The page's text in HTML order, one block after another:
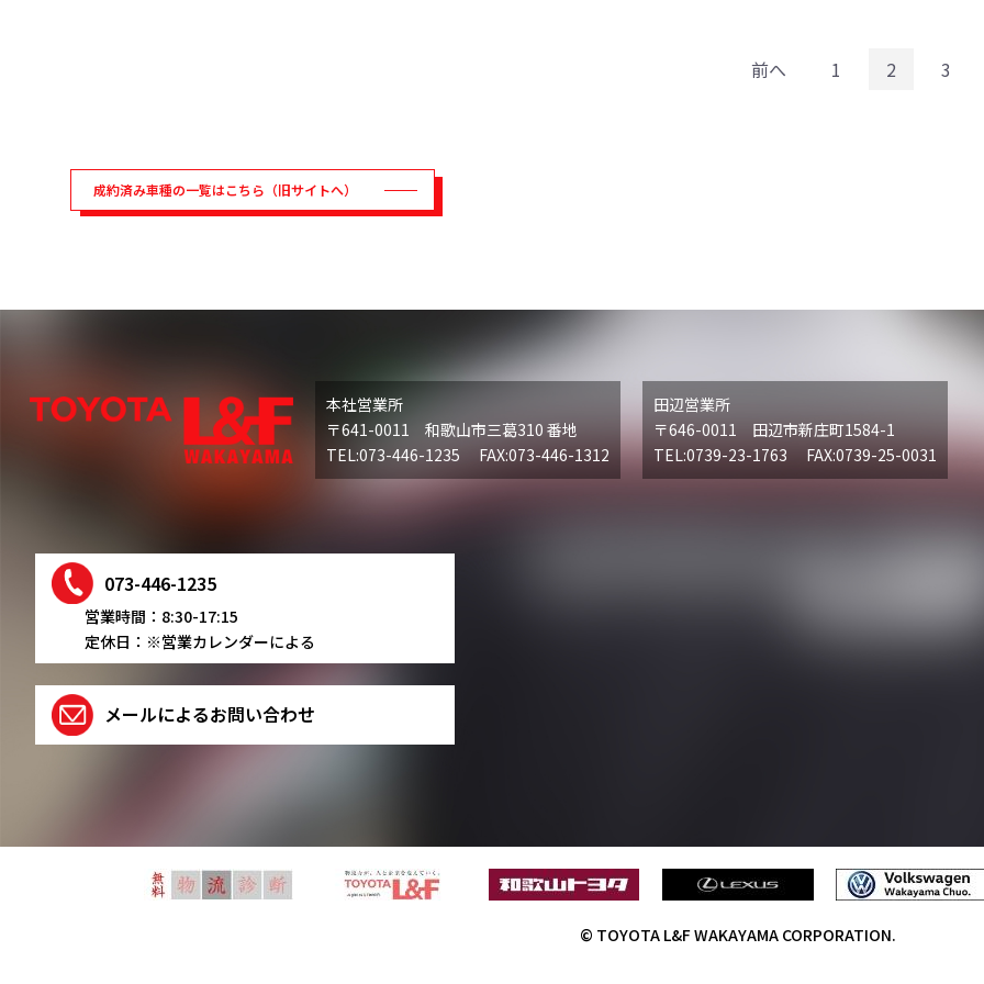
前へ 1 2 3
成約済み車種の一覧はこちら（旧サイトへ）
本社営業所
〒641-0011 和歌山市三葛310 番地
TEL:073-446-1235 FAX:073-446-1312
田辺営業所
〒646-0011 田辺市新庄町1584-1
TEL:0739-23-1763 FAX:0739-25-0031
073-446-1235
営業時間：8:30-17:15
定休日：※営業カレンダーによる
メールによるお問い合わせ
© TOYOTA L&F WAKAYAMA CORPORATION.